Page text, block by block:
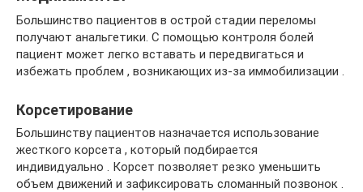
Большинство пациентов в острой стадии переломы
получают анальгетики. С помощью контроля болей
пациент может легко вставать и передвигаться и
избежать проблем , возникающих из-за иммобилизации .
Корсетирование
Большинству пациентов назначается использование
жесткого корсета , который подбирается
индивидуально . Корсет позволяет резко уменьшить
объем движений и зафиксировать сломанный позвонок .